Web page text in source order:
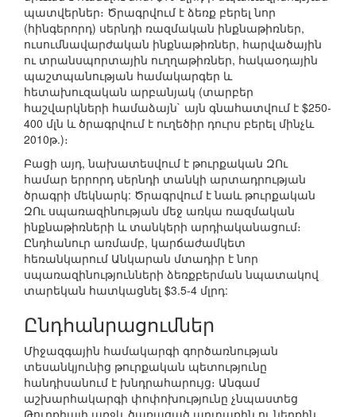
պատվերներ։ Ծրագրվում է ձեռք բերել նոր
(հինգերորդ) սերնդի ռազմական ինքնաթիռներ,
ուսումնավարժական ինքնաթիռներ, հարվածային
ու տրանսպորտային ուղղաթիռներ, հակաօդային
պաշտպանության համակարգեր և
հետախուզական արբանյակ (տարբեր
հաշվարկների համաձայն` այն գնահատվում է $250-
400 մլն և ծրագրվում է ուղեծիր դուրս բերել մինչև
2010թ.)։
Բացի այդ, նախատեսվում է թուրքական ԶՈւ
համար երրորդ սերնդի տանկի արտադրության
ծրագրի մեկնարկ: Ծրագրվում է նաև թուրքական
ԶՈւ սպառազինության մեջ առկա ռազմական
ինքնաթիռների և տանկերի արդիականացում։
Ընդհանուր առմամբ, կարճաժամկետ
հեռանկարում Անկարան մտադիր է նոր
սպառազինությունների ձեռքբերման նպատակով
տարեկան հատկացնել $3.5-4 մլրդ:
Ընդհանրացումներ
Միջազգային համակարգի գործառնության
տեսանկյունից թուրքական պետությունը
հանդիսանում է խնդրահարույց։ Անգամ
աշխարհակարգի փոփոխությունը չնպաստեց